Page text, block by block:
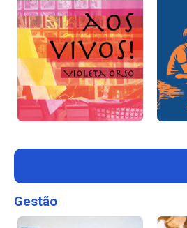
Gestão